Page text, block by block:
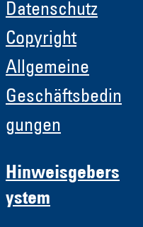
Datenschutz
Copyright
Allgemeine
Geschäftsbedin
gungen
Hinweisgebers
ystem